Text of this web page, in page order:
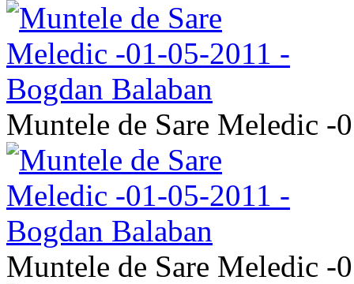
Muntele de Sare Meledic -
Muntele de Sare Meledic -